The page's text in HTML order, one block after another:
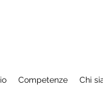
Competenze Chi